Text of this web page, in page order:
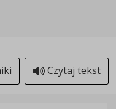
Czytaj tekst